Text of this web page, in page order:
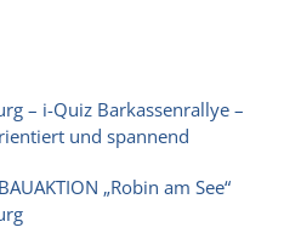
– i-Quiz Barkassenrallye –
und spannend
„Robin am See“